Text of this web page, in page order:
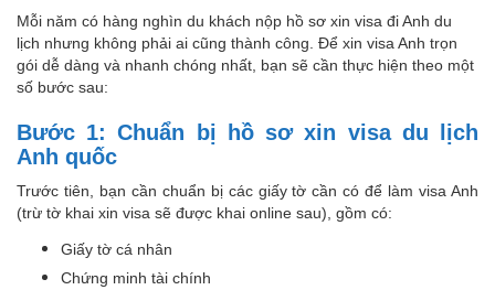
Mỗi năm có hàng nghìn du khách nộp hồ sơ xin visa đi Anh du
lịch nhưng không phải ai cũng thành công. Để xin visa Anh trọn
gói dễ dàng và nhanh chóng nhất, bạn sẽ cần thực hiện theo một
số bước sau:
Bước 1: Chuẩn bị hồ sơ xin visa du lịch
Anh quốc
Trước tiên, bạn cần chuẩn bị các giấy tờ cần có để làm visa Anh
(trừ tờ khai xin visa sẽ được khai online sau), gồm có:
Giấy tờ cá nhân
Chứng minh tài chính